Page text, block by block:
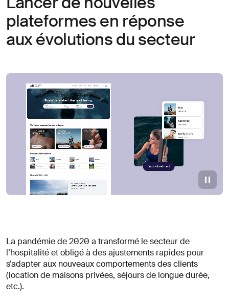
plateformes en réponse
aux évolutions du secteur
La pandémie de 2020 a transformé le secteur de
l’hospitalité et obligé à des ajustements rapides pour
s’adapter aux nouveaux comportements des clients
(location de maisons privées, séjours de longue durée,
etc.).